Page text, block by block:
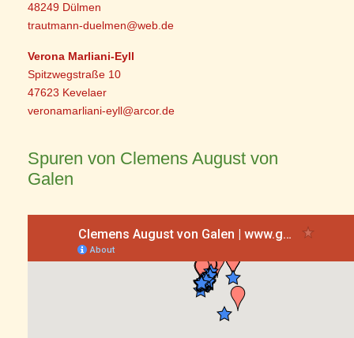
48249 Dülmen
trautmann-duelmen@web.de
Verona Marliani-Eyll
Spitzwegstraße 10
47623 Kevelaer
veronamarliani-eyll@arcor.de
Spuren von Clemens August von
Galen